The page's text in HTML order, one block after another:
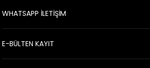
WHATSAPP İLETİŞİM
E-BÜLTEN KAYIT